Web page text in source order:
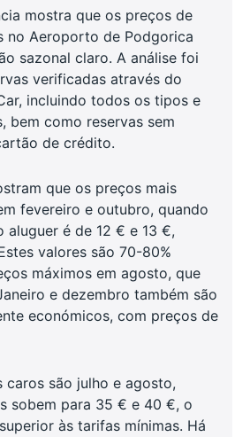
mostra que os preços de
no Aeroporto de Podgorica
sazonal claro. A análise foi
verificadas através do
incluindo todos os tipos e
bem como reservas sem
de crédito.
que os preços mais
fevereiro e outubro, quando
é de 12 € e 13 €,
valores são 70-80%
máximos em agosto, que
e dezembro também são
económicos, com preços de
caros são julho e agosto,
sobem para 35 € e 40 €, o
às tarifas mínimas. Há